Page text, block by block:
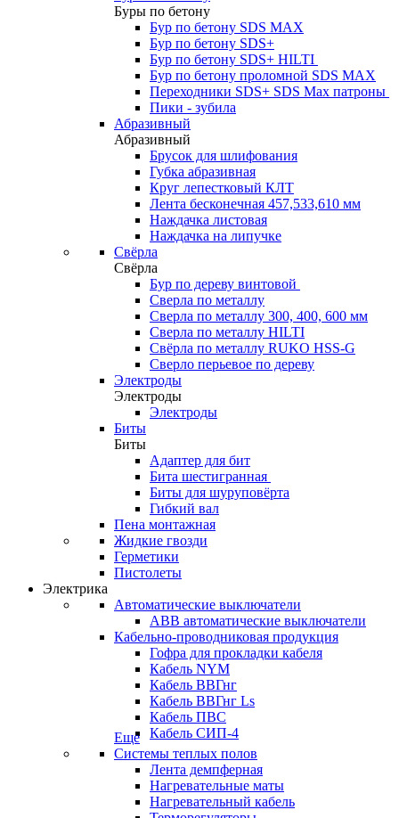
Буры по бетону
Бур по бетону SDS MAX
Бур по бетону SDS+
Бур по бетону SDS+ HILTI
Бур по бетону проломной SDS MAX
Переходники SDS+ SDS Max патроны
Пики - зубила
Абразивный
Абразивный
Брусок для шлифования
Губка абразивная
Круг лепестковый КЛТ
Лента бесконечная 457,533,610 мм
Наждачка листовая
Наждачка на липучке
Свёрла
Свёрла
Бур по дереву винтовой
Сверла по металлу
Сверла по металлу 300, 400, 600 мм
Сверла по металлу HILTI
Свёрла по металлу RUKO HSS-G
Сверло перьевое по дереву
Электроды
Электроды
Электроды
Биты
Биты
Адаптер для бит
Бита шестигранная
Биты для шуруповёрта
Гибкий вал
Пена монтажная
Жидкие гвозди
Герметики
Пистолеты
Электрика
Автоматические выключатели
ABB автоматические выключатели
Кабельно-проводниковая продукция
Гофра для прокладки кабеля
Кабель NYM
Кабель ВВГнг
Кабель ВВГнг Ls
Кабель ПВС
Кабель СИП-4
Еще
Системы теплых полов
Лента демпферная
Нагревательные маты
Нагревательный кабель